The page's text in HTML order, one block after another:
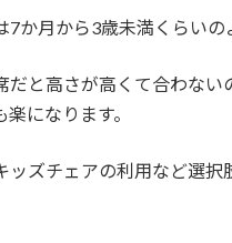
か月から3歳未満くらいの
だと高さが高くて合わな
になります。
ッズチェアの利用など選択